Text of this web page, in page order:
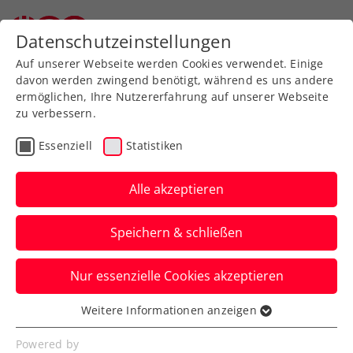
Zurück zur Newsübersicht
Turniere
Oberösterreichisches
Finale in der IMMOunited
Bundesliga presented by
win2day
LINZ AG Team OÖ und UTC Fischer Ried
machen sich den Titel bei den Damen
aus.
Datenschutzeinstellungen
Auf unserer Webseite werden Cookies verwendet. Einige
davon werden zwingend benötigt, während es uns andere
ermöglichen, Ihre Nutzererfahrung auf unserer Webseite
zu verbessern.
Essenziell Statistiken
Alle akzeptieren
Speichern & schließen
Nur essenzielle Cookies akzeptieren
Essenziell
Essenzielle Cookies werden für grundlegende
Weitere Informationen anzeigen
Powered by